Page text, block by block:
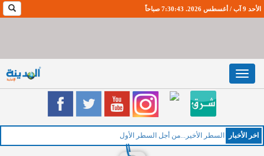
الأحد 9 آب / أغسطس 2026. 7:30:44 صباحاً
Toggle
navigation
اخر اﻷخبار